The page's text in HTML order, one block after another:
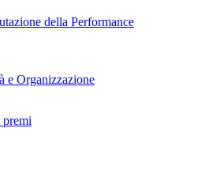
della Performance
e Organizzazione
premi